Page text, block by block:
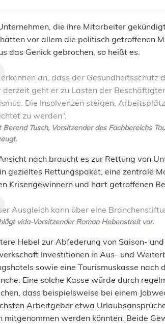
die ihre Mitarbeiter
vor allem die politisch getroffenen
das Genick gebrochen, so heißt es.
erkennen an, dass der Gesundheitsschutz
derzeit geht er zu Lasten der
Die Insolvenzen steigen,
zu werden“,
Berend Tusch, Vorsitzender des Fachbereichs
nach braucht es zur Rettung von
gezieltes Rettungspaket, eine zentrale
Krisengewinnern und hart getroffenen
Ausgleich kann über eine
vida-VorsitzenderRoman Hebenstreit vor.
Hebel zur Abfederung von Saison-
Investitionen in Aus- und
sowie eine Tourismuskasse nach
: Eine solche Kasse würde durch
dass beispielsweise bei einem
Arbeitgeber etwa
mitgenommen werden könnten. Beide